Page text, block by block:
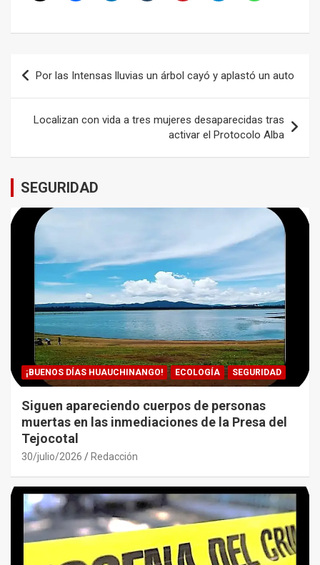
Navegación
de
entradas
Por las Intensas lluvias un árbol cayó y aplastó un auto
Localizan con vida a tres mujeres desaparecidas tras
activar el Protocolo Alba
SEGURIDAD
¡BUENOS DÍAS HUAUCHINANGO! ECOLOGÍA SEGURIDAD
Siguen apareciendo cuerpos de personas
muertas en las inmediaciones de la Presa del
Tejocotal
30/julio/2026 Redacción